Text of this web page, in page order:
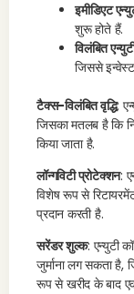
इमीडिएट
शुरू होते हैं.
विलंबित
जिससे
टैक्स-विलंबित वृद्धि:
जिसका मतलब है कि
किया जाता है.
लॉन्गविटी प्रोटेक्शन:
विशेष रूप से
प्रदान करती है.
सरेंडर शुल्क: एन्युटी
जुर्माना लग सकता
रूप से खरीद के बाद